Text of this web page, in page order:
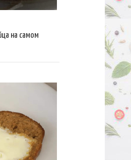
на самом